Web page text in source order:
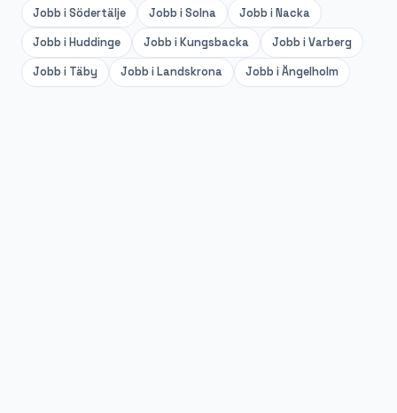
Jobb iSödertälje Jobb iSolna Jobb iNacka
Jobb iHuddinge Jobb iKungsbacka Jobb iVarberg
Jobb i Täby Jobb iLandskrona Jobb iÄngelholm